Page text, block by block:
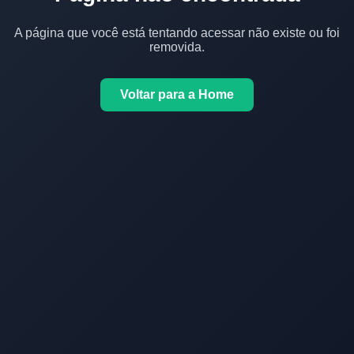
A página que você está tentando acessar não existe ou foi
removida.
Voltar para a Home